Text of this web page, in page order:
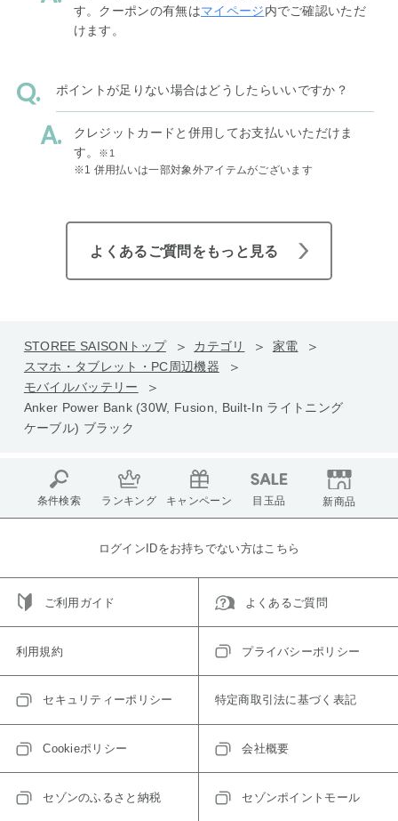
す。クーポンの有無はマイページ内でご確認いただ
けます。
ポイントが足りない場合はどうしたらいいですか？
クレジットカードと併用してお支払いいただけま
す。
※1
※1 併用払いは一部対象外アイテムがございます
よくあるご質問をもっと見る
STOREE SAISONトップ カテゴリ
家電
スマホ・タブレット・PC周辺機器
モバイルバッテリー
Anker Power Bank (30W, Fusion, Built-In ライトニング
ケーブル) ブラック
条件検索 ランキング キャンペーン 目玉品 新商品
ログインIDをお持ちでない方はこちら
ご利用ガイド よくあるご質問
利用規約 プライバシーポリシー
セキュリティーポリシー 特定商取引法に基づく表記
Cookieポリシー 会社概要
セゾンのふるさと納税 セゾンポイントモール